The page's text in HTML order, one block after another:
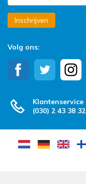
Inschrijven
Volg ons:
Klantenservice
(030) 2 43 38 32